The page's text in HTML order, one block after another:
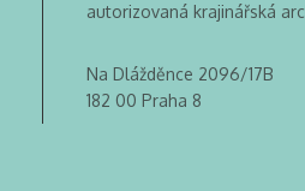
autorizovaná krajinářská
Na Dlážděnce 2096/17B
182 00 Praha 8